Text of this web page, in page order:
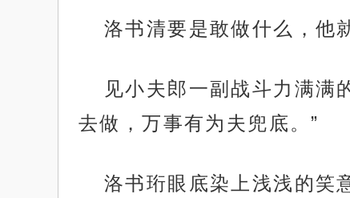
洛书清要是敢做什么，他
见小夫郎一副战斗力满满
去做，万事有为夫兜底。”
洛书珩眼底染上浅浅的笑